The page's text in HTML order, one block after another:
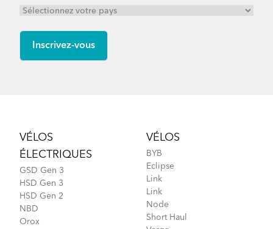
VÉLOS
ÉLECTRIQUES
GSD Gen 3
HSD Gen 3
HSD Gen 2
NBD
Orox
VÉLOS
BYB
Eclipse
Link
Link
Node
Short Haul